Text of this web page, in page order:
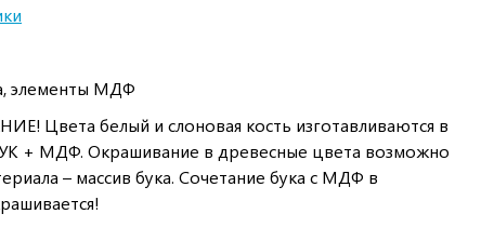
элементы МДФ
Цвета белый и слоновая кость изготавливаются в
+ МДФ. Окрашивание в древесные цвета возможно
– массив бука. Сочетание бука с МДФ в